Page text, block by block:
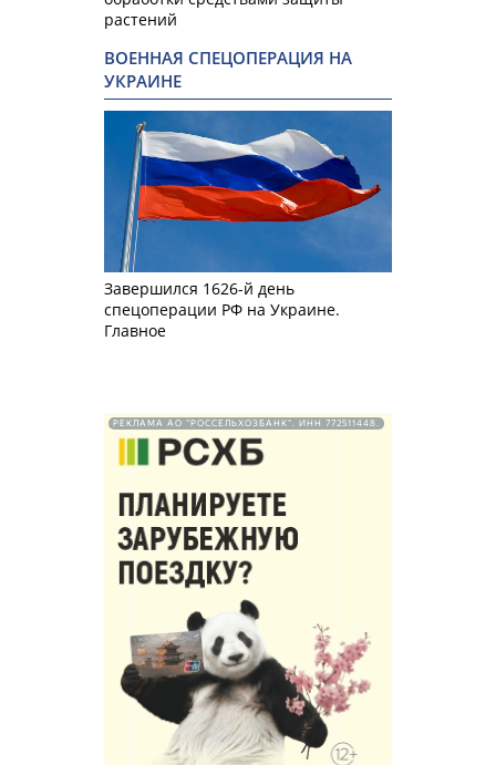
растений
ВОЕННАЯ СПЕЦОПЕРАЦИЯ НА
УКРАИНЕ
Завершился 1626-й день
спецоперации РФ на Украине.
Главное
РЕКЛАМА АО "РОССЕЛЬХОЗБАНК". ИНН 772511448.